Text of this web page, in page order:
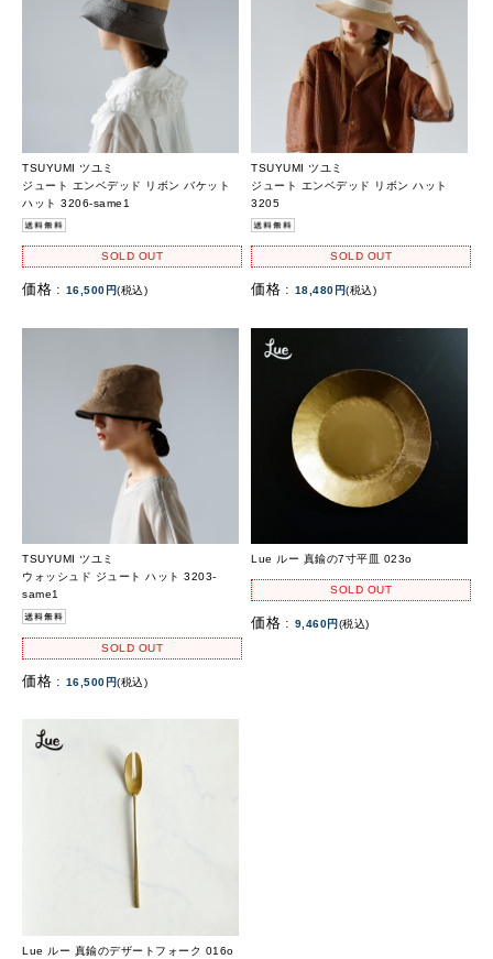
TSUYUMI ツユミ
ジュート エンベデッド リボン バケット
ハット 3206-same1
SOLD OUT
価格 : 16,500円(税込)
TSUYUMI ツユミ
ジュート エンベデッド リボン ハット
3205
SOLD OUT
価格 : 18,480円(税込)
TSUYUMI ツユミ
ウォッシュド ジュート ハット 3203-
same1
SOLD OUT
価格 : 16,500円(税込)
Lue ルー 真鍮の7寸平皿 023o
SOLD OUT
価格 : 9,460円 (税込)
Lue ルー 真鍮のデザートフォーク 016o